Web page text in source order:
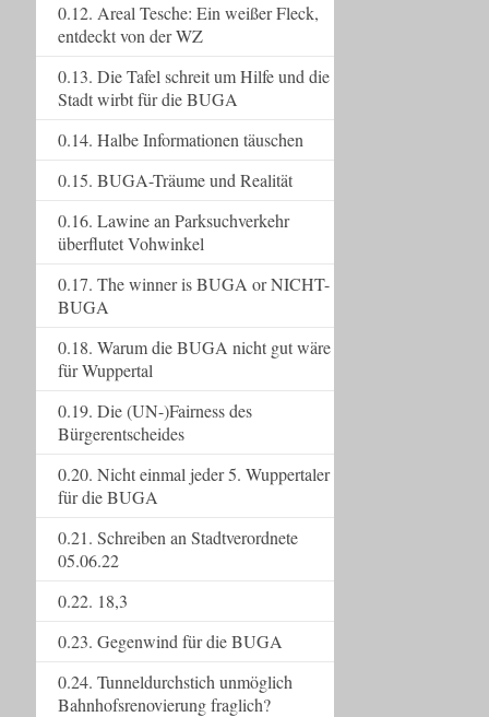
0.12. Areal Tesche: Ein weißer Fleck,
entdeckt von der WZ
0.13. Die Tafel schreit um Hilfe und die
Stadt wirbt für die BUGA
0.14. Halbe Informationen täuschen
0.15. BUGA-Träume und Realität
0.16. Lawine an Parksuchverkehr
überflutet Vohwinkel
0.17. The winner is BUGA or NICHT-
BUGA
0.18. Warum die BUGA nicht gut wäre
für Wuppertal
0.19. Die (UN-)Fairness des
Bürgerentscheides
0.20. Nicht einmal jeder 5. Wuppertaler
für die BUGA
0.21. Schreiben an Stadtverordnete
05.06.22
0.22. 18,3
0.23. Gegenwind für die BUGA
0.24. Tunneldurchstich unmöglich
Bahnhofsrenovierung fraglich?